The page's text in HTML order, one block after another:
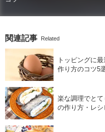
関連記事 Related
トッピングに
作り方のコツ5
楽な調理でと
の作り方・レシ